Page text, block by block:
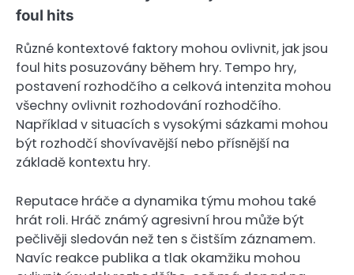
foul hits
Různé kontextové faktory mohou ovlivnit, jak jsou
foul hits posuzovány během hry. Tempo hry,
postavení rozhodčího a celková intenzita mohou
všechny ovlivnit rozhodování rozhodčího.
Například v situacích s vysokými sázkami mohou
být rozhodčí shovívavější nebo přísnější na
základě kontextu hry.
Reputace hráče a dynamika týmu mohou také
hrát roli. Hráč známý agresivní hrou může být
pečlivěji sledován než ten s čistším záznamem.
Navíc reakce publika a tlak okamžiku mohou